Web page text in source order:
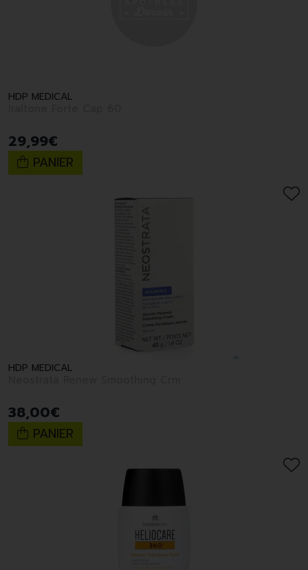
HDP MEDICAL
29,99€
PANIER
HDP MEDICAL
38,00€
PANIER